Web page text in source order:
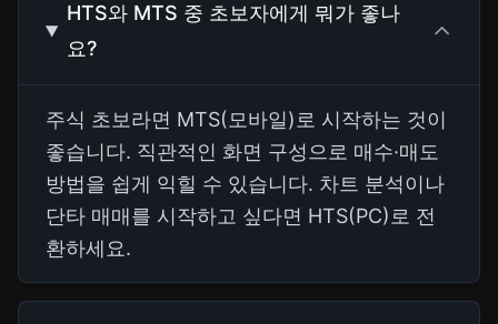
HTS와 MTS 중 초보자에게 뭐가 좋나
요?
주식 초보라면 MTS(모바일)로 시작하는 것이
좋습니다. 직관적인 화면 구성으로 매수·매도
방법을 쉽게 익힐 수 있습니다. 차트 분석이나
단타 매매를 시작하고 싶다면 HTS(PC)로 전
환하세요.